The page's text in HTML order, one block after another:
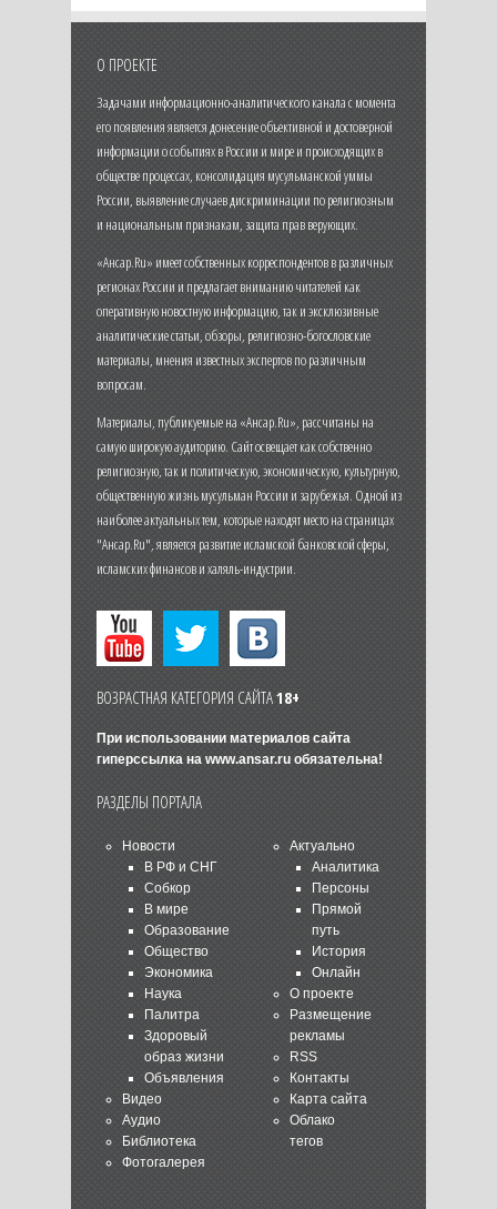
О ПРОЕКТЕ
Задачами информационно-аналитического канала с момента
его появления является донесение объективной и достоверной
информации о событиях в России и мире и происходящих в
обществе процессах, консолидация мусульманской уммы
России, выявление случаев дискриминации по религиозным
и национальным признакам, защита прав верующих.
«Ансар.Ru» имеет собственных корреспондентов в различных
регионах России и предлагает вниманию читателей как
оперативную новостную информацию, так и эксклюзивные
аналитические статьи, обзоры, религиозно-богословские
материалы, мнения известных экспертов по различным
вопросам.
Материалы, публикуемые на «Ансар.Ru», рассчитаны на
самую широкую аудиторию. Сайт освещает как собственно
религиозную, так и политическую, экономическую, культурную,
общественную жизнь мусульман России и зарубежья. Одной из
наиболее актуальных тем, которые находят место на страницах
"Ансар.Ru", является развитие исламской банковской сферы,
исламских финансов и халяль-индустрии.
ВОЗРАСТНАЯ КАТЕГОРИЯ САЙТА18+
При использовании материалов сайта
гиперссылка на www.ansar.ruобязательна!
РАЗДЕЛЫ ПОРТАЛА
Новости
В РФ и СНГ
Собкор
В мире
Образование
Общество
Экономика
Наука
Палитра
Здоровый
образ жизни
Объявления
Видео
Аудио
Библиотека
Фотогалерея
Актуально
Аналитика
Персоны
Прямой
путь
История
Онлайн
О проекте
Размещение
рекламы
RSS
Контакты
Карта сайта
Облако
тегов